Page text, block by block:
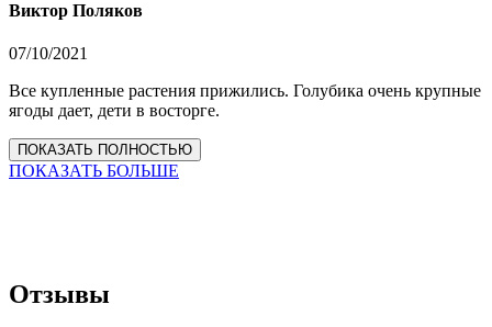
Виктор Поляков
07/10/2021
Все купленные растения прижились. Голубика очень крупные
ягоды дает, дети в восторге.
ПОКАЗАТЬ ПОЛНОСТЬЮ
ПОКАЗАТЬ БОЛЬШЕ
Отзывы